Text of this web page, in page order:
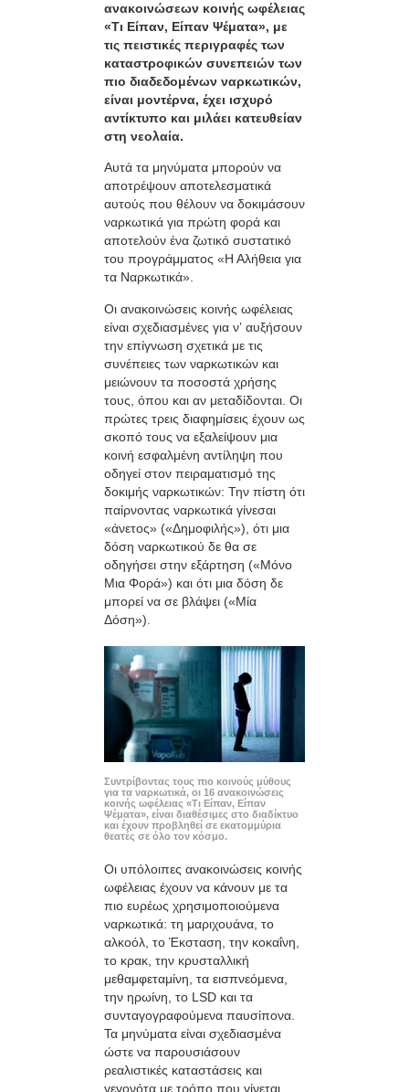
ανακοινώσεων κοινής ωφέλειας
«Tι Είπαν, Είπαν Ψέματα», με
τις πειστικές περιγραφές των
καταστροφικών συνεπειών των
πιο διαδεδομένων ναρκωτικών,
είναι μοντέρνα, έχει ισχυρό
αντίκτυπο και μιλάει κατευθείαν
στη νεολαία.
Αυτά τα μηνύματα μπορούν να
αποτρέψουν αποτελεσματικά
αυτούς που θέλουν να δοκιμάσουν
ναρκωτικά για πρώτη φορά και
αποτελούν ένα ζωτικό συστατικό
του προγράμματος «Η Αλήθεια για
τα Ναρκωτικά».
Οι ανακοινώσεις κοινής ωφέλειας
είναι σχεδιασμένες για ν’ αυξήσουν
την επίγνωση σχετικά με τις
συνέπειες των ναρκωτικών και
μειώνουν τα ποσοστά χρήσης
τους, όπου και αν μεταδίδονται. Οι
πρώτες τρεις διαφημίσεις έχουν ως
σκοπό τους να εξαλείψουν μια
κοινή εσφαλμένη αντίληψη που
οδηγεί στον πειραματισμό της
δοκιμής ναρκωτικών: Την πίστη ότι
παίρνοντας ναρκωτικά γίνεσαι
«άνετος» («Δημοφιλής»), ότι μια
δόση ναρκωτικού δε θα σε
οδηγήσει στην εξάρτηση («Μόνο
Μια Φορά») και ότι μια δόση δε
μπορεί να σε βλάψει («Μία
Δόση»).
Συντρίβοντας τους πιο κοινούς μύθους
για τα ναρκωτικά, οι 16 ανακοινώσεις
κοινής ωφέλειας «Τι Είπαν, Είπαν
Ψέματα», είναι διαθέσιμες στο διαδίκτυο
και έχουν προβληθεί σε εκατομμύρια
θεατές σε όλο τον κόσμο.
Οι υπόλοιπες ανακοινώσεις κοινής
ωφέλειας έχουν να κάνουν με τα
πιο ευρέως χρησιμοποιούμενα
ναρκωτικά: τη μαριχουάνα, το
αλκοόλ, το Έκσταση, την κοκαΐνη,
το κρακ, την κρυσταλλική
μεθαμφεταμίνη, τα εισπνεόμενα,
την ηρωίνη, το LSD και τα
συνταγογραφούμενα παυσίπονα.
Τα μηνύματα είναι σχεδιασμένα
ώστε να παρουσιάσουν
ρεαλιστικές καταστάσεις και
γεγονότα με τρόπο που γίνεται